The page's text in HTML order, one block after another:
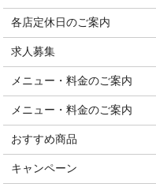
各店定休日のご案内
求人募集
メニュー・料金のご案内
メニュー・料金のご案内
おすすめ商品
キャンペーン